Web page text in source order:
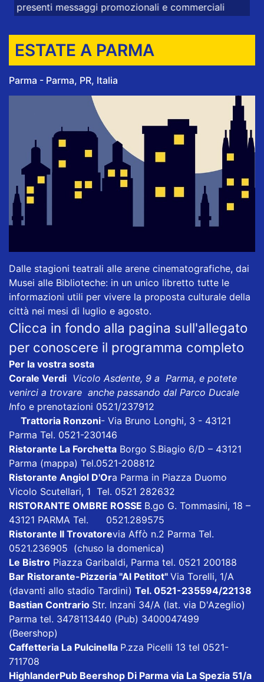
messaggi promozionali e commerciali
ESTATE A PARMA
Parma - Parma, PR, Italia
Dalle stagioni teatrali alle arene cinematografiche, dai
Musei alle Biblioteche: in un unico libretto tutte le
informazioni utili per vivere la proposta culturale della
città nei mesi di luglio e agosto.
Clicca in fondo alla pagina sull'allegato
per conoscere il programma completo
Per la vostra sosta
Corale Verdi Vicolo Asdente, 9 a Parma, e potete
venirci a trovare anche passando dal Parco Ducale
Info e prenotazioni 0521/237912
Trattoria Ronzoni- Via Bruno Longhi, 3 - 43121
Parma Tel. 0521-230146
Ristorante La Forchetta Borgo S.Biagio 6/D – 43121
Parma (mappa) Tel.0521-208812
Ristorante Angiol D'Ora Parma in Piazza Duomo
Vicolo Scutellari, 1 Tel. 0521 282632
RISTORANTE OMBRE ROSSE B.go G. Tommasini, 18 –
43121 PARMA Tel. 0521.289575
Ristorante Il Trovatorevia Affò n.2 Parma Tel.
0521.236905 (chuso la domenica)
Le Bistro Piazza Garibaldi, Parma tel. 0521 200188
Bar Ristorante-Pizzeria "Al Petitot" Via Torelli, 1/A
(davanti allo stadio Tardini) Tel. 0521-235594/22138
Bastian Contrario Str. Inzani 34/A (lat. via D'Azeglio)
Parma tel. 3478113440 (Pub) 3400047499
(Beershop)
Caffetteria La Pulcinella P.zza Picelli 13 tel 0521-
711708
HighlanderPub Beershop Di Parma via La Spezia 51/a